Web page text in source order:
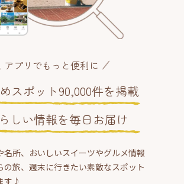
アプリでもっと便利に
スポット90,000件を掲載
しい情報を毎日お届け
名所、おいしいスイーツやグルメ情報
の旅、週末に行きたい素敵なスポット
す♪